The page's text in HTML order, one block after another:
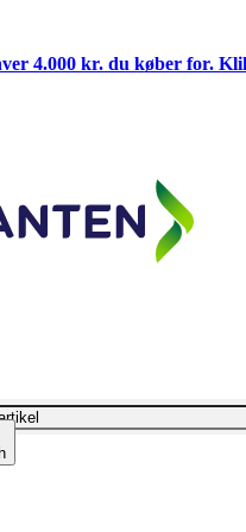
4.000 kr. du køber for.